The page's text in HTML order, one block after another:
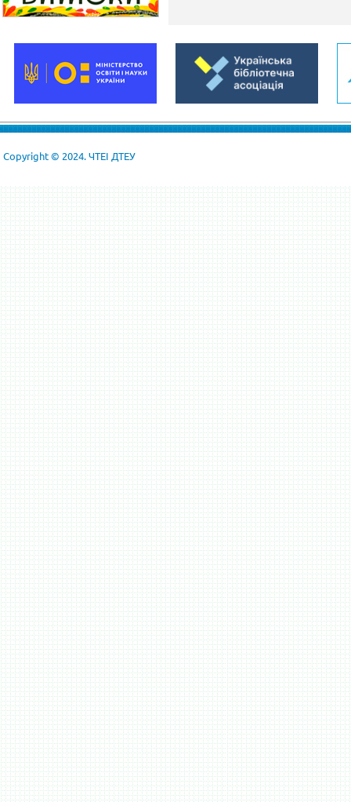
Copyright © 2024. ЧТЕІ ДТЕУ